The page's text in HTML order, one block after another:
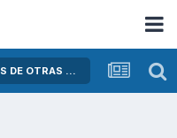
PUNTO DE ENCUENTRO PARA USUARIOS DE OTRAS MARCAS